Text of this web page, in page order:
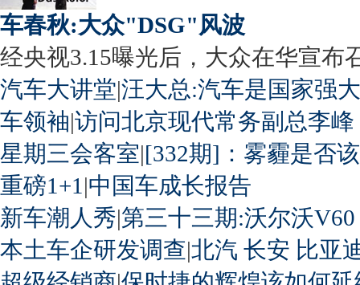
车春秋:大众"DSG"风波
经央视3.15曝光后，大众在华宣布
汽车大讲堂|汪大总:汽车是国家强
车领袖|访问北京现代常务副总李峰
星期三会客室|[332期]：雾霾是否
重磅1+1 |中国车成长报告
新车潮人秀|第三十三期:沃尔沃
本土车企研发调查|北汽 长安 比亚